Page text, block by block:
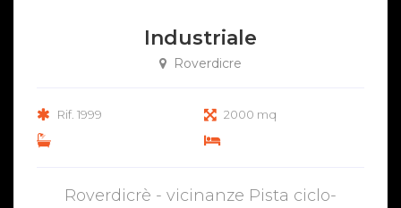
Industriale
Roverdicre
Rif. 1999 2000 mq
Roverdicrè - vicinanze Pista ciclo-